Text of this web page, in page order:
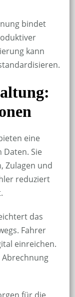
bindet
kann
eine
Sie
Zulagen und
reduziert
das
Fahrer
einreichen.